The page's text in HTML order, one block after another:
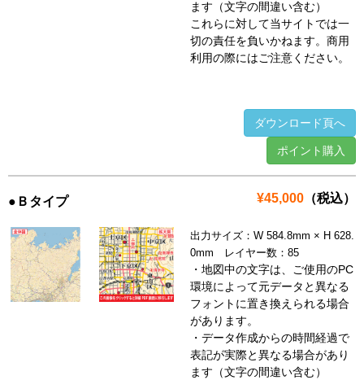
ます（文字の間違い含む）
これらに対して当サイトでは一
切の責任を負いかねます。商用
利用の際にはご注意ください。
ダウンロード頁へ
ポイント購入
¥45,000 （税込）
●Ｂタイプ
出力サイズ：W 584.8mm × H 628.
0mm レイヤー数：85
・地図中の文字は、ご使用のPC
環境によって元データと異なる
フォントに置き換えられる場合
があります。
・データ作成からの時間経過で
表記が実際と異なる場合があり
ます（文字の間違い含む）